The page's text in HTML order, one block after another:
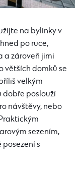
na bylinky v
po ruce,
a zároveň jimi
větších domků se
velkým
dobře poslouží
návštěvy, nebo
sezením,
s